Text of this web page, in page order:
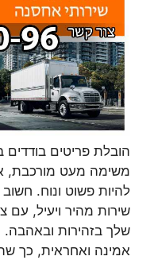
הובלת פריטים בודדים
משימה מעט מורכבת,
להיות פשוט ונוח.
שירות מהיר ויעיל, עם
שלך בזהירות ובאהבה.
אמינה ואחראית, כך